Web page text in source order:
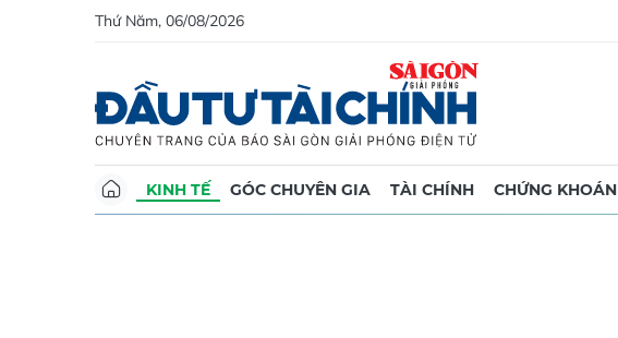
Thứ Năm, 06/08/2026
KINH TẾ GÓC CHUYÊN GIA TÀI CHÍNH CHỨNG KHOÁN